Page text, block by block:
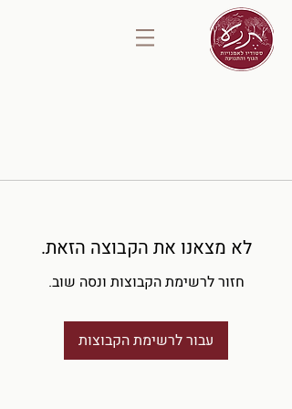
לא מצאנו את הקבוצה הזאת.
חזור לרשימת הקבוצות ונסה שוב.
עבור לרשימת הקבוצות